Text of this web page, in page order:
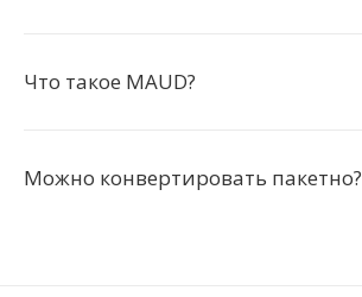
Что такое MAUD?
Можно конвертировать пакетно?